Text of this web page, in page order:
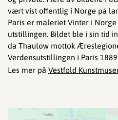
vært vist offentlig i Norge på
Paris er maleriet Vinter i
utstillingen. Bildet ble i sin tid
da Thaulow mottok
Verdensutstillingen i Paris
Les mer på Vestfold